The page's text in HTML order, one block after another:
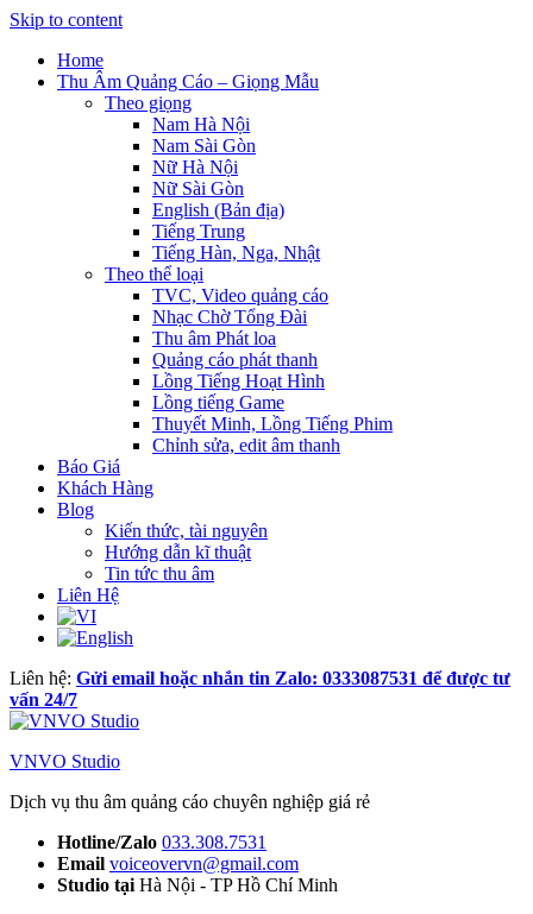
Skip to content
Home
Thu Âm Quảng Cáo – Giọng Mẫu
Theo giọng
Nam Hà Nội
Nam Sài Gòn
Nữ Hà Nội
Nữ Sài Gòn
English (Bản địa)
Tiếng Trung
Tiếng Hàn, Nga, Nhật
Theo thể loại
TVC, Video quảng cáo
Nhạc Chờ Tổng Đài
Thu âm Phát loa
Quảng cáo phát thanh
Lồng Tiếng Hoạt Hình
Lồng tiếng Game
Thuyết Minh, Lồng Tiếng Phim
Chỉnh sửa, edit âm thanh
Báo Giá
Khách Hàng
Blog
Kiến thức, tài nguyên
Hướng dẫn kĩ thuật
Tin tức thu âm
Liên Hệ
Liên hệ: Gửi email hoặc nhắn tin Zalo: 0333087531 để được tư
vấn 24/7
VNVO Studio
Dịch vụ thu âm quảng cáo chuyên nghiệp giá rẻ
Hotline/Zalo 033.308.7531
Email voiceovervn@gmail.com
Studio tại Hà Nội - TP Hồ Chí Minh